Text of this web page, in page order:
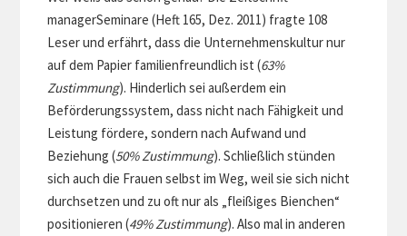
managerSeminare (Heft 165, Dez. 2011) fragte 108
Leser und erfährt, dass die Unternehmenskultur nur
auf dem Papier familienfreundlich ist (63%
Zustimmung). Hinderlich sei außerdem ein
Beförderungssystem, dass nicht nach Fähigkeit und
Leistung fördere, sondern nach Aufwand und
Beziehung (50% Zustimmung). Schließlich stünden
sich auch die Frauen selbst im Weg, weil sie sich nicht
durchsetzen und zu oft nur als „fleißiges Bienchen“
positionieren (49% Zustimmung). Also mal in anderen